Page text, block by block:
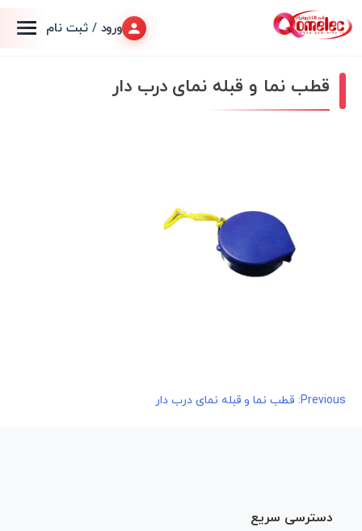
ورود / ثبت نام
قطب نما و قبله نمای درب دار
راهبری
Previous: قطب نما و قبله نمای درب دار
دسترسی سریع